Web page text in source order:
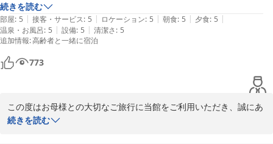
存じます。
さらに、フロントやレストランスタッフの対応につきまして温かい
お言葉を頂戴し、心より感謝申し上げます。「何よりスタッフの対
応が良い」とのお言葉は、スタッフ一同にとって大きな励みとなり
次回はぜひ、極コースもご賞味いただき、さらにご満足いただける
ご滞在となれば幸いでございます。
た。夜のお食事と朝のビュッフェも美味しかったです。スタッフの対応
も良くてまた利用したいと心から思いました。
続きを読む
部屋: 5 | 接客・サービス: 5 | ロケーション: 5 | 朝食: 5 | 夕食: 5 |
温泉・お風呂: 5 | 設備: 5 | 清潔さ: 5
追加情報:高齢者と一緒に宿泊
773
この度はお母様との大切なご旅行に当館をご利用いただき、誠にあ
りがとうございました。
続きを読む